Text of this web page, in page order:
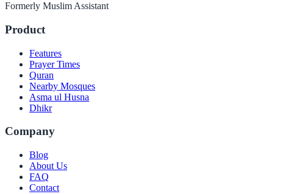
Formerly Muslim Assistant
Product
Features
Prayer Times
Quran
Nearby Mosques
Asma ul Husna
Dhikr
Company
Blog
About Us
FAQ
Contact